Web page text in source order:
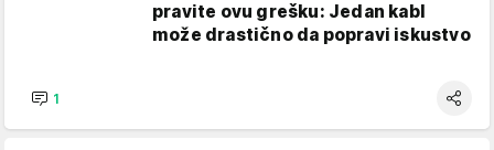
pravite ovu grešku: Jedan kabl
može drastično da popravi iskustvo
1